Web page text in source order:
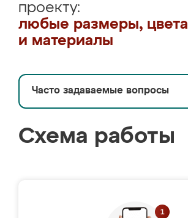
проекту:
любые размеры, цвета
и материалы
Часто задаваемые вопросы
Схема работы